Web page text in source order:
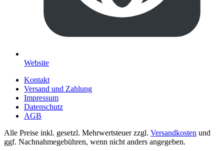
Website
Kontakt
Versand und Zahlung
Impressum
Datenschutz
AGB
Alle Preise inkl. gesetzl. Mehrwertsteuer zzgl. Versandkosten und
ggf. Nachnahmegebühren, wenn nicht anders angegeben.